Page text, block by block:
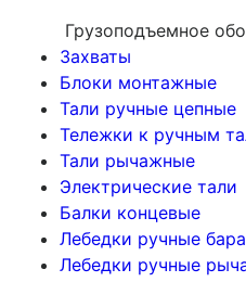
Грузоподъемное
Захваты
Блоки монтажные
Тали ручные цепные
Тележки к ручным
Тали рычажные
Электрические тали
Балки концевые
Лебедки ручные
Лебедки ручные